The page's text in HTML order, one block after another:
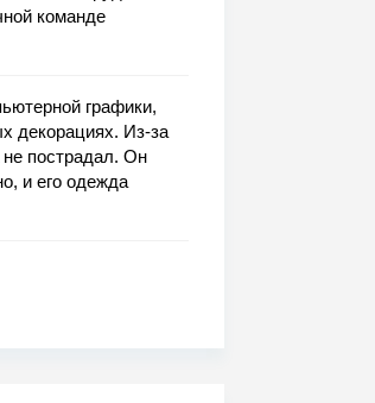
команде
графики,
декорациях. Из-за
пострадал. Он
и его одежда